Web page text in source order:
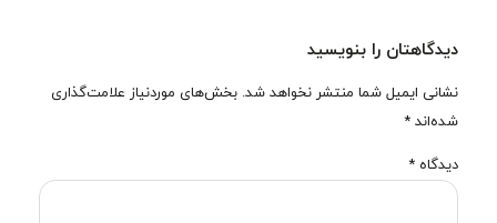
دیدگاهتان را بنویسید
نشانی ایمیل شما منتشر نخواهد شد. بخش‌های موردنیاز علامت‌گذاری
شده‌اند *
دیدگاه *